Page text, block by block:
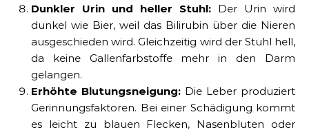
Dunkler Urin und heller Stuhl: Der Urin wird
dunkel wie Bier, weil das Bilirubin über die Nieren
ausgeschieden wird. Gleichzeitig wird der Stuhl hell,
da keine Gallenfarbstoffe mehr in den Darm
gelangen.
Erhöhte Blutungsneigung: Die Leber produziert
Gerinnungsfaktoren. Bei einer Schädigung kommt
es leicht zu blauen Flecken, Nasenbluten oder